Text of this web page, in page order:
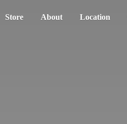
Store About Location